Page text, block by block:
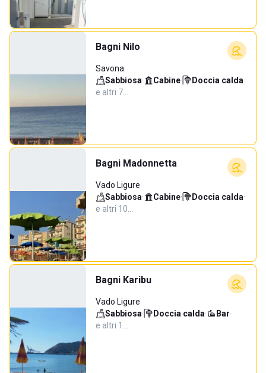
Bagni Nilo
Savona
Sabbiosa· Cabine· Doccia calda·
e altri 7…
Bagni Madonnetta
Vado Ligure
Sabbiosa· Cabine· Doccia calda·
e altri 10…
Bagni Karibu
Vado Ligure
Sabbiosa· Doccia calda· Bar·
e altri 1…